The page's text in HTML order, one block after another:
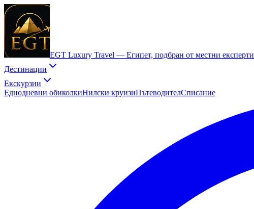
EGT Luxury Travel — Египет, подбран от местни експерти
Дестинации
Екскурзии
Еднодневни обиколкиНилски круизиПътеводителСписание